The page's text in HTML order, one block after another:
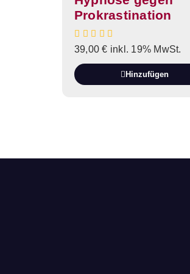
Prokrastination
39,00€ inkl. 19% MwSt.
Hinzufügen